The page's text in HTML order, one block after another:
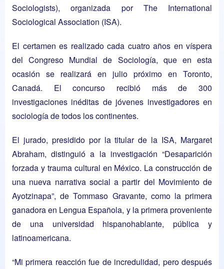
Sociologists), organizada por The International
Sociological Association (ISA).
El certamen es realizado cada cuatro años en víspera
del Congreso Mundial de Sociología, que en esta
ocasión se realizará en julio próximo en Toronto,
Canadá. El concurso recibió más de 300
investigaciones inéditas de jóvenes investigadores en
sociología de todos los continentes.
El jurado, presidido por la titular de la ISA, Margaret
Abraham, distinguió a la investigación “Desaparición
forzada y trauma cultural en México. La construcción de
una nueva narrativa social a partir del Movimiento de
Ayotzinapa”, de Tommaso Gravante, como la primera
ganadora en Lengua Española, y la primera proveniente
de una universidad hispanohablante, pública y
latinoamericana.
“Mi primera reacción fue de incredulidad, pero después